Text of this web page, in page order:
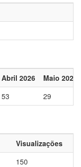
Abril 2026
Maio 2026
53 29
Visualizações
150